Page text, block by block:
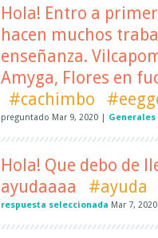
Hola! Entro a
hacen muchos
enseñanza.
Amyga, Flores en
#cachimbo
preguntado Mar 9, 2020 Generales
Hola! Que debo de
ayudaaaa
#ayuda
respuesta seleccionada Mar 7, 2020